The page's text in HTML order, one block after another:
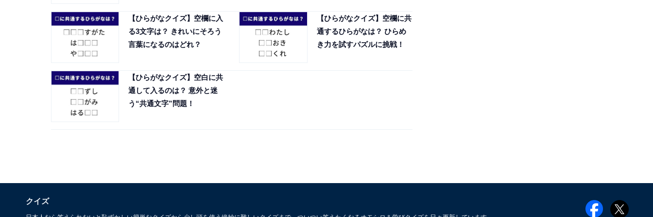
【ひらがなクイズ】空欄に入
る3文字は？ きれいにそろう
言葉になるのはどれ？
【ひらがなクイズ】空欄に共
通するひらがなは？ ひらめ
き力を試すパズルに挑戦！
【ひらがなクイズ】空白に共
通して入るのは？ 意外と迷
う“共通文字”問題！
クイズ